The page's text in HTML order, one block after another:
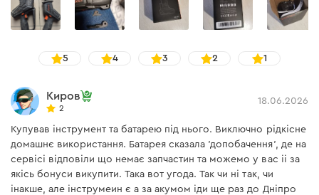
Вес с АКБ 2 А/ч 1,150кг
Индикатор заряда батареи есть
Зарядное устройство Dnipro-M FC-122
Напряжение сети 230 В
Частота сети 50 Гц
5 4 3 2 1
Киров
2
18.06.2026
Купував інструмент та батарею під нього. Виключно рідкісне
домашнє використання. Батарея сказала 'допобачення', де на
сервісі відповіли що немає запчастин та можемо у вас іі за
якісь бонуси викупити. Така вот угода. Так чи ні так, чи
інакше, але інструмеин є а за акумом іди ще раз до Дніпро